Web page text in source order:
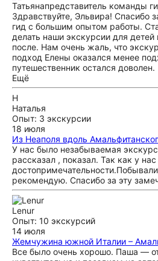
Татьянапредставитель команды
Здравствуйте, Эльвира! Спасибо
гид с большим опытом работы.
делать наши экскурсии для
после. Нам очень жаль, что
подход Елены оказался менее
путешественник остался доволен.
Ещё
Н
Наталья
Опыт: 3 экскурсии
18 июля
Из Неаполя вдоль
У нас было незабываемая
рассказал , показал. Так как у
рекомендую. Спасибо за эту
Lenur
Опыт: 10 экскурсий
14 июля
Жемчужина южной Италии –
Все было очень хорошо. Паша —